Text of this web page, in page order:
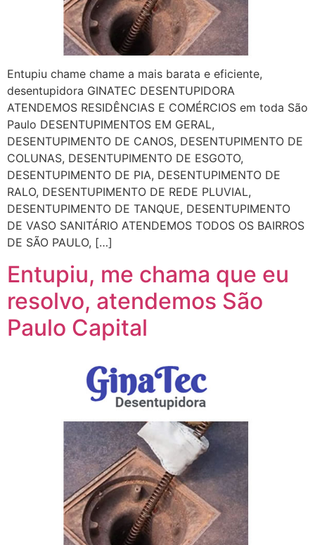
Entupiu chame chame a mais barata e eficiente,
desentupidora GINATEC DESENTUPIDORA
ATENDEMOS RESIDÊNCIAS E COMÉRCIOS em toda São
Paulo DESENTUPIMENTOS EM GERAL,
DESENTUPIMENTO DE CANOS, DESENTUPIMENTO DE
COLUNAS, DESENTUPIMENTO DE ESGOTO,
DESENTUPIMENTO DE PIA, DESENTUPIMENTO DE
RALO, DESENTUPIMENTO DE REDE PLUVIAL,
DESENTUPIMENTO DE TANQUE, DESENTUPIMENTO
DE VASO SANITÁRIO ATENDEMOS TODOS OS BAIRROS
DE SÃO PAULO, […]
Entupiu, me chama que eu
resolvo, atendemos São
Paulo Capital